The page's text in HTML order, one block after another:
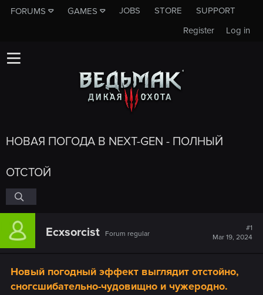
FORUMS GAMES JOBS STORE
SUPPORT
Log in
Register
НОВАЯ ПОГОДА В NEXT-GEN - ПОЛНЫЙ
ОТСТОЙ
Ecxsorcist Forum regular
#1
Mar 19, 2024
Новый погодный эффект выглядит отстойно,
сногсшибательно-чудовищно и чужеродно.